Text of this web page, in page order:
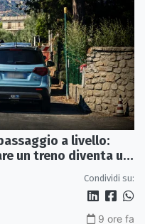
a livello:
un treno diventa un
Condividi su:
9 ore fa